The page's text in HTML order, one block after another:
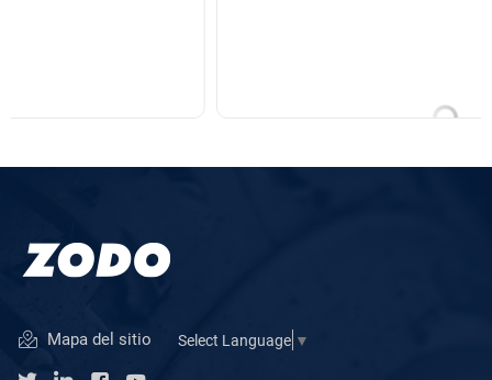
Mapa del sitio Select Language ▼